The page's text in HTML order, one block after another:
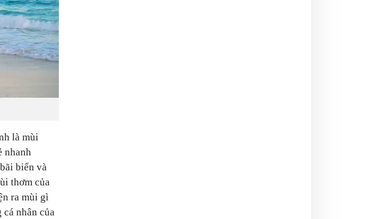
là mùi
nhanh
biển và
thơm của
ra mùi gì
nhân của